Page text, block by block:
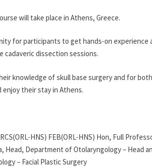
will take place in Athens, Greece.
for participants to get hands-on experience
cadaveric dissection sessions.
knowledge of skull base surgery and for
their stay in Athens.
HNS) FEB(ORL-HNS) Hon, Full
Head, Department of Otolaryngology – Head
– Facial Plastic Surgery